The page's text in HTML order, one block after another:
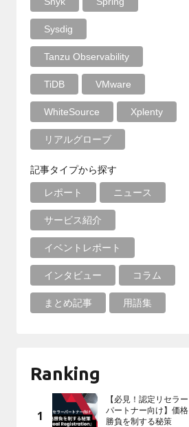
Sysdig
Tanzu Observability
TiDB VMware
WhiteSource Xplenty
リアルグローブ
記事タイプから探す
レポート ニュース
サービス紹介
イベントレポート
インタビュー コラム
まとめ記事 用語集
Ranking
【必見！認定リセラー
パートナー向け】価格
勝負を制する秘策